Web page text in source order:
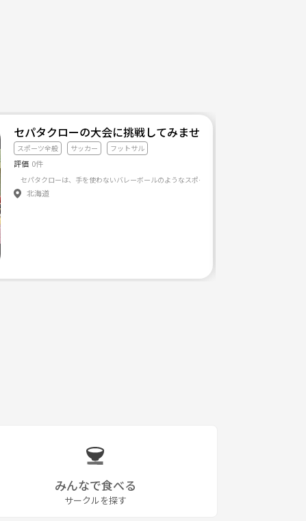
、試合日程、過去対戦状態とオッズ比較を提供することができます。 詳細はこちら：https://
セパタクローの大会に挑戦してみませんか？
スポーツ全般 サッカー フットサル
評価 0件
北海道
みんなで食べる
サークルを探す